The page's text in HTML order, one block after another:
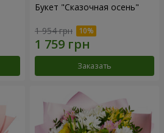
Букет "Сказочная осень"
1 954 грн
Заказать